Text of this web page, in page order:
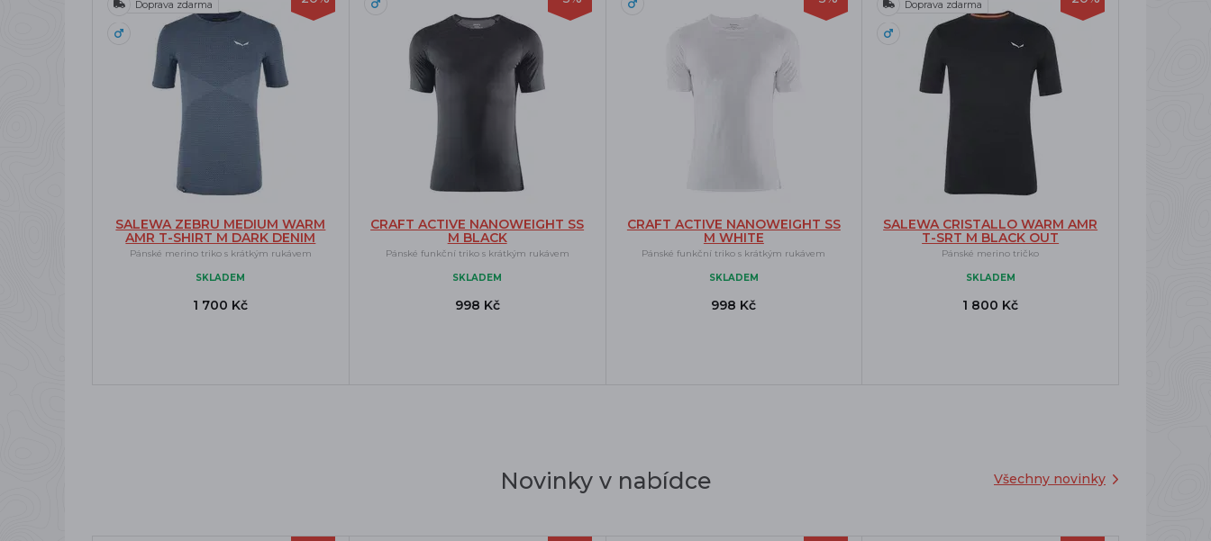
Doprava zdarma
SALEWA ZEBRU MEDIUM WARM
AMR T-SHIRT M DARK DENIM
Pánské merino triko s krátkým rukávem
SKLADEM
1 700 Kč
CRAFT ACTIVE NANOWEIGHT SS
M BLACK
Pánské funkční triko s krátkým rukávem
SKLADEM
998 Kč
CRAFT ACTIVE NANOWEIGHT SS
M WHITE
Pánské funkční triko s krátkým rukávem
SKLADEM
998 Kč
Doprava zdarma
SALEWA CRISTALLO WARM AMR
T-SRT M BLACK OUT
Pánské merino tričko
SKLADEM
1 800 Kč
Novinky v nabídce Všechny novinky